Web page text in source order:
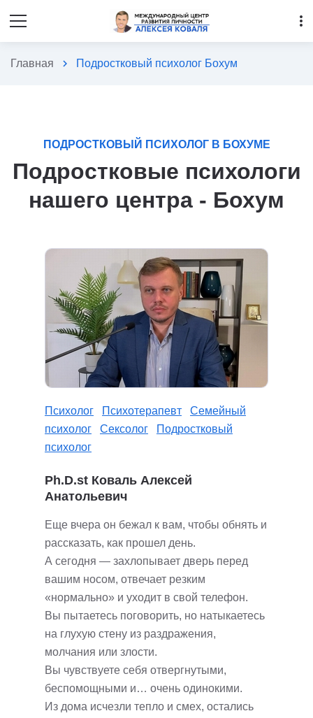
more_vert
Главная chevron_right Подростковый психолог Бохум
ПОДРОСТКОВЫЙ ПСИХОЛОГ В БОХУМЕ
Подростковые психологи
нашего центра - Бохум
Психолог Психотерапевт
Семейный
психолог
Сексолог
Подростковый
психолог
Ph.D.st Коваль Алексей
Анатольевич
Еще вчера он бежал к вам, чтобы обнять и
рассказать, как прошел день.
А сегодня — захлопывает дверь перед
вашим носом, отвечает резким
«нормально» и уходит в свой телефон.
Вы пытаетесь поговорить, но натыкаетесь
на глухую стену из раздражения,
молчания или злости.
Вы чувствуете себя отвергнутыми,
беспомощными и… очень одинокими.
Из дома исчезли тепло и смех, остались